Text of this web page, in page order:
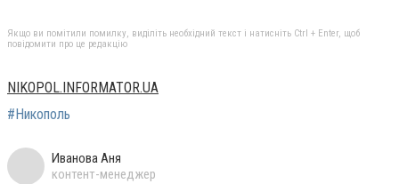
Якщо ви помітили помилку, виділіть необхідний текст і натисніть Ctrl + Enter, щоб
повідомити про це редакцію
NIKOPOL.INFORMATOR.UA
#Никополь
Иванова Аня
контент-менеджер